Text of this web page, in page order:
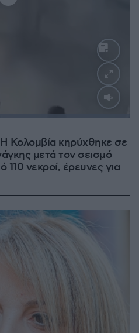
Κολομβία κηρύχθηκε σε
μετά τον σεισμό
νεκροί, έρευνες για